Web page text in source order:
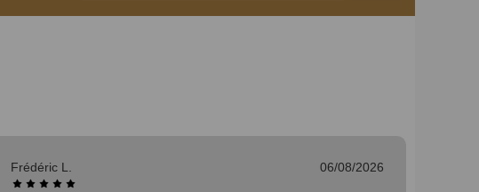
Frédéric L. 06/08/2026